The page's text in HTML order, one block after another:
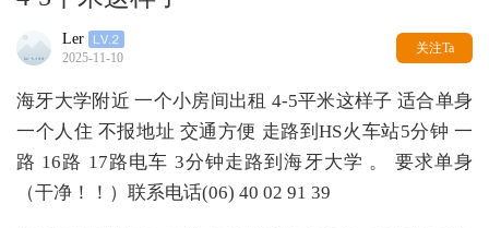
Ler
2025-11-10
关注Ta
海牙大学附近 一个小房间出租 4-5平米这样子 适合单身
一个人住 不报地址 交通方便 走路到HS火车站5分钟 一
路 16路 17路电车 3分钟走路到海牙大学 。 要求单身
（干净！！）联系电话(06) 40 02 91 39